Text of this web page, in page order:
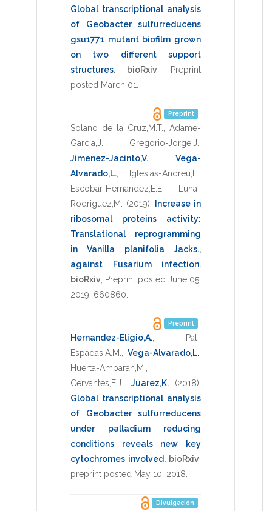
Global transcriptional analysis
of Geobacter sulfurreducens
gsu1771 mutant biofilm grown
on two different support
structures. bioRxiv,
Preprint
posted March 01.
Preprint
Solano de la Cruz,M.T., Adame-
Garcia,J., Gregorio-Jorge,J.,
Jimenez-Jacinto,V., Vega-
Alvarado,L., Iglesias-Andreu,L.,
Escobar-Hernandez,E.E.,
Luna-
Rodriguez,M. (2019).
Increase in
ribosomal proteins activity:
Translational reprogramming
in Vanilla planifolia Jacks.,
against Fusarium infection.
bioRxiv, Preprint posted June 05,
2019, 660860.
Preprint
Hernandez-Eligio,A.,
Pat-
Espadas,A.M., Vega-Alvarado,L.,
Huerta-Amparan,M.,
Cervantes,F.J., Juarez,K. (2018).
Global transcriptional analysis
of Geobacter sulfurreducens
under palladium reducing
conditions reveals new key
cytochromes involved. bioRxiv,
preprint posted May 10, 2018.
Divulgación